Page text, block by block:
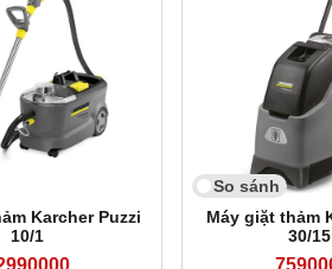
Karcher Puzzi
10/1
So sánh
Máy giặt thảm
30/